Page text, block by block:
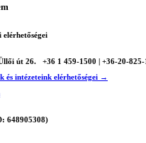
elérhetőségei
út 26.
+36 1 459-1500 | +36-20-825-
és intézeteink elérhetőségei →
648905308)